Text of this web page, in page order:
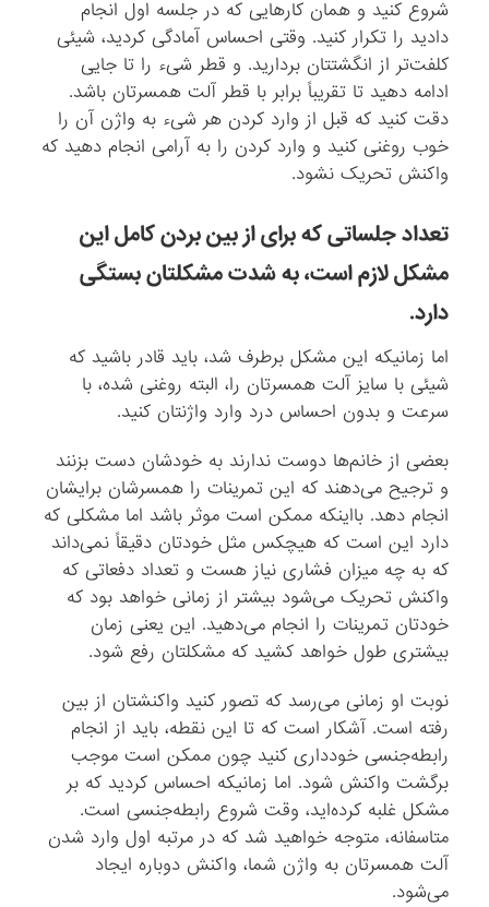
شروع کنید و همان کارهایی که در جلسه اول انجام
دادید را تکرار کنید. وقتی احساس آمادگی کردید، شیئی
کلفت‌تر از انگشتتان بردارید. و قطر شیء را تا جایی
ادامه دهید تا تقریباً برابر با قطر آلت همسرتان باشد.
دقت کنید که قبل از وارد کردن هر شیء به واژن آن را
خوب روغنی کنید و وارد کردن را به آرامی انجام دهید که
واکنش تحریک نشود.
تعداد جلساتی که برای از بین بردن کامل این
مشکل لازم است، به شدت مشکلتان بستگی
دارد.
اما زمانیکه این مشکل برطرف شد، باید قادر باشید که
شیئی با سایز آلت همسرتان را، البته روغنی شده، با
سرعت و بدون احساس درد وارد واژنتان کنید.
بعضی از خانم‌ها دوست ندارند به خودشان دست بزنند
و ترجیح می‌دهند که این تمرینات را همسرشان برایشان
انجام دهد. بااینکه ممکن است موثر باشد اما مشکلی که
دارد این است که هیچکس مثل خودتان دقیقاً نمی‌داند
که به چه میزان فشاری نیاز هست و تعداد دفعاتی که
واکنش تحریک می‌شود بیشتر از زمانی خواهد بود که
خودتان تمرینات را انجام می‌دهید. این یعنی زمان
بیشتری طول خواهد کشید که مشکلتان رفع شود.
نوبت او زمانی می‌رسد که تصور کنید واکنشتان از بین
رفته است. آشکار است که تا این نقطه، باید از انجام
رابطه‌جنسی خودداری کنید چون ممکن است موجب
برگشت واکنش شود. اما زمانیکه احساس کردید که بر
مشکل غلبه کرده‌اید، وقت شروع رابطه‌جنسی است.
متاسفانه، متوجه خواهید شد که در مرتبه اول وارد شدن
آلت همسرتان به واژن شما، واکنش دوباره ایجاد
می‌شود.